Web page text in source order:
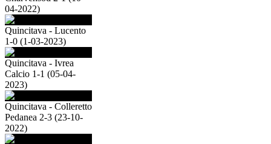
04-2022)
Quincitava - Lucento
1-0 (1-03-2023)
Quincitava - Ivrea
Calcio 1-1 (05-04-
2023)
Quincitava - Colleretto
Pedanea 2-3 (23-10-
2022)